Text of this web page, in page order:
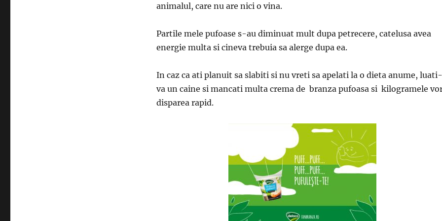
animalul, care nu are nici o vina.
Partile mele pufoase s-au diminuat mult dupa petrecere, catelusa avea
energie multa si cineva trebuia sa alerge dupa ea.
In caz ca ati planuit sa slabiti si nu vreti sa apelati la o dieta anume, luati-
va un caine si mancati multa crema de branza pufoasa si kilogramele
disparea rapid.